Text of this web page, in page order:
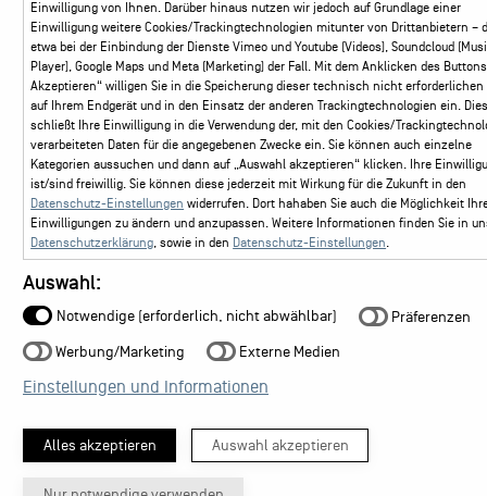
Einwilligung von Ihnen. Darüber hinaus nutzen wir jedoch auf Grundlage einer
Einwilligung weitere Cookies/Trackingtechnologien mitunter von Drittanbietern –
etwa bei der Einbindung der Dienste Vimeo und Youtube (Videos), Soundcloud
Player), Google Maps und Meta (Marketing) der Fall. Mit dem Anklicken des
Akzeptieren“ willigen Sie in die Speicherung dieser technisch nicht erforderlichen
auf Ihrem Endgerät und in den Einsatz der anderen Trackingtechnologien ein.
schließt Ihre Einwilligung in die Verwendung der, mit den Cookies/
verarbeiteten Daten für die angegebenen Zwecke ein. Sie können auch einzelne
Kategorien aussuchen und dann auf „Auswahl akzeptieren“ klicken. Ihre
ist/sind freiwillig. Sie können diese jederzeit mit Wirkung für die Zukunft in den
Datenschutz-Einstellungen widerrufen. Dort hahaben Sie auch die Möglichkeit
Einwilligungen zu ändern und anzupassen. Weitere Informationen finden Sie in
Datenschutzerklärung, sowie in den Datenschutz-Einstellungen.
Auswahl:
Notwendige (erforderlich, nicht abwählbar) Präferenzen
Werbung/Marketing Externe Medien
Einstellungen und Informationen
Alles akzeptieren Auswahl akzeptieren